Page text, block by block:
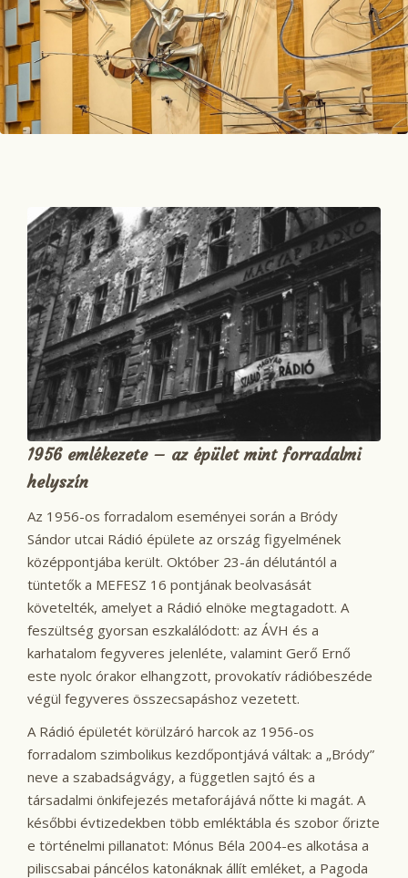
1956 emlékezete – az épület mint forradalmi
helyszín
Az 1956-os forradalom eseményei során a Bródy
Sándor utcai Rádió épülete az ország figyelmének
középpontjába került. Október 23-án délutántól a
tüntetők a MEFESZ 16 pontjának beolvasását
követelték, amelyet a Rádió elnöke megtagadott. A
feszültség gyorsan eszkalálódott: az ÁVH és a
karhatalom fegyveres jelenléte, valamint Gerő Ernő
este nyolc órakor elhangzott, provokatív rádióbeszéde
végül fegyveres összecsapáshoz vezetett.
A Rádió épületét körülzáró harcok az 1956-os
forradalom szimbolikus kezdőpontjává váltak: a „Bródy”
neve a szabadságvágy, a független sajtó és a
társadalmi önkifejezés metaforájává nőtte ki magát. A
későbbi évtizedekben több emléktábla és szobor őrizte
e történelmi pillanatot: Mónus Béla 2004-es alkotása a
piliscsabai páncélos katonáknak állít emléket, a Pagoda